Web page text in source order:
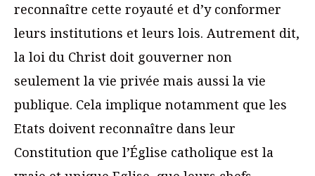
reconnaître cette royauté et d’y conformer
leurs institutions et leurs lois. Autrement dit,
la loi du Christ doit gouverner non
seulement la vie privée mais aussi la vie
publique. Cela implique notamment que les
Etats doivent reconnaître dans leur
Constitution que l’Église catholique est la